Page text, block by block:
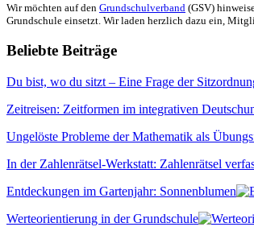
Wir möchten auf den Grundschulverband (GSV)
Grundschule einsetzt. Wir laden herzlich dazu ein,
Beliebte Beiträge
Du bist, wo du sitzt – Eine Frage der
Zeitreisen: Zeitformen im integrativen
Ungelöste Probleme der Mathematik als
In der Zahlenrätsel-Werkstatt: Zahlenrätsel
Entdeckungen im Gartenjahr: Sonnenblumen
Werteorientierung in der Grundschule